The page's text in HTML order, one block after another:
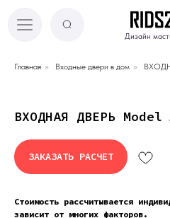
Дизайн мастерская
Дизайн мастерская
Главная » Входные двери в дом »
ВХОДНАЯ ДВЕРЬ Model
ЗАКАЗАТЬ РАСЧЕТ
Стоимость рассчитывается
зависит от многих факторов.